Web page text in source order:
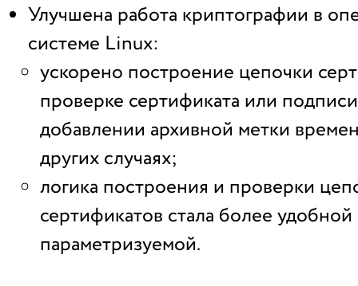
Улучшена работа криптографии в
системе Linux:
ускорено построение цепочки
проверке сертификата или
добавлении архивной метки
других случаях;
логика построения и проверки
сертификатов стала более
параметризуемой.